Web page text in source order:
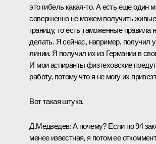
это гибель какая‑то. А есть еще один
совершенно не можем получить
границу, то есть таможенные правила
делать. Я сейчас, например, получил
линии. Я получил их из Германии в
И мои аспиранты физтеховские
работу, потому что я не могу их
Вот такая штука.
Д.Медведев: А почему? Если по 94
менее известная, я потом ее